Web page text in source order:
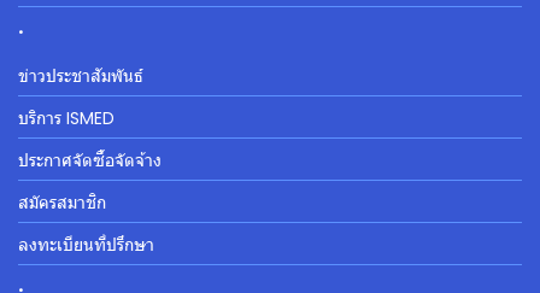
.
ข่าวประชาสัมพันธ์
บริการ ISMED
ประกาศจัดซื้อจัดจ้าง
สมัครสมาชิก
ลงทะเบียนที่ปรึกษา
.